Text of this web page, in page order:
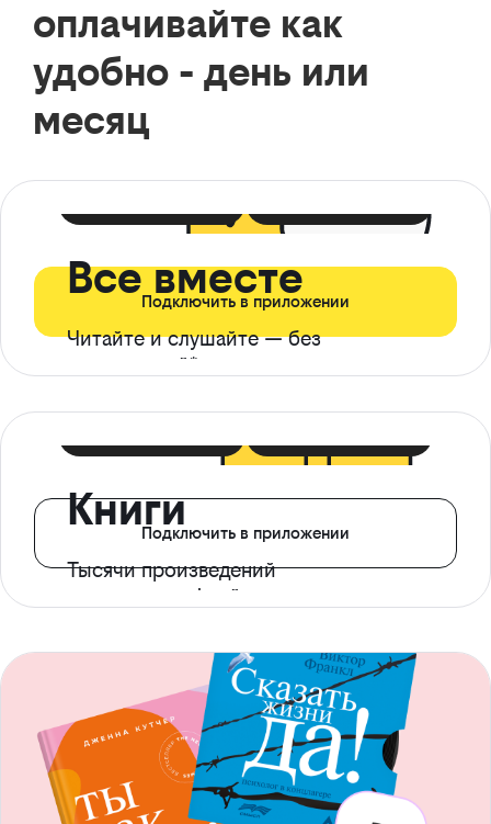
оплачивайте как
удобно - день или
месяц
Все вместе
Читайте и слушайте — без
ограничений*
Подключить в приложении
Книги
Тысячи произведений
с доступом офлайн
Подключить в приложении